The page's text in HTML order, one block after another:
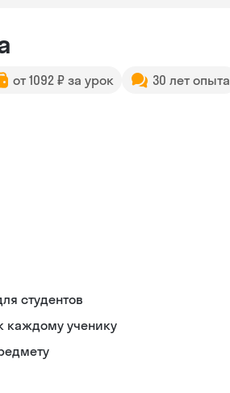
от 1092 ₽ за урок 30 лет опыта
студентов
каждому ученику